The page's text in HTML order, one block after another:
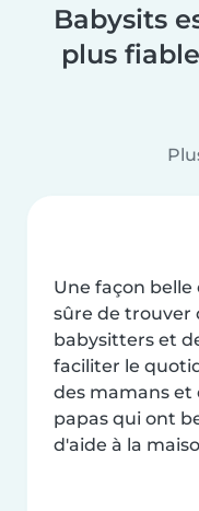
Babysits
plus
Une façon belle
sûre de trouver
babysitters et
faciliter le
des mamans et
papas qui ont
d'aide à la